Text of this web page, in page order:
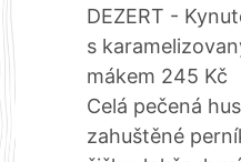
DEZERT -
s
mákem 245 Kč
Celá pečená
zahuštěné